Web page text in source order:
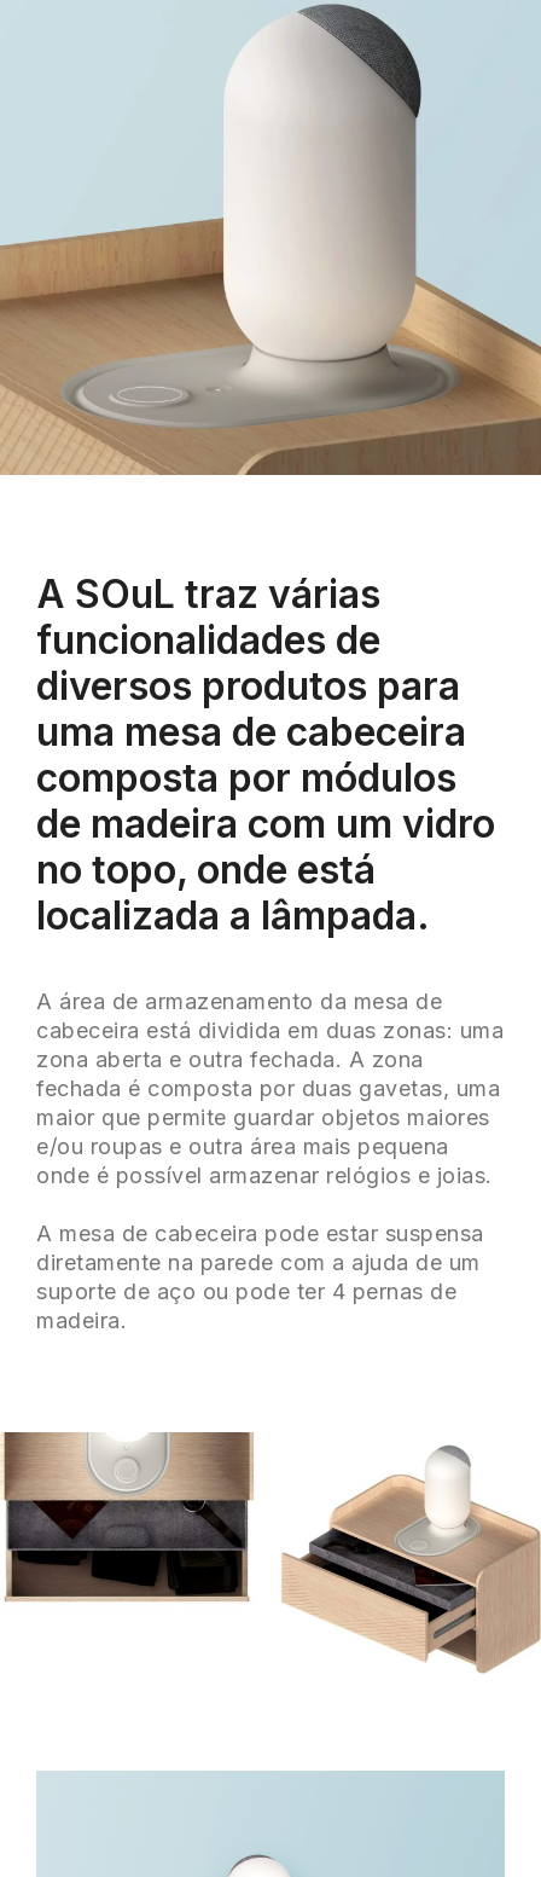
A SOuL traz várias
funcionalidades de
diversos produtos para
uma mesa de cabeceira
composta por módulos
de madeira com um vidro
no topo, onde está
localizada a lâmpada.
A área de armazenamento da mesa de
cabeceira está dividida em duas zonas: uma
zona aberta e outra fechada. A zona
fechada é composta por duas gavetas, uma
maior que permite guardar objetos maiores
e/ou roupas e outra área mais pequena
onde é possível armazenar relógios e joias.
A mesa de cabeceira pode estar suspensa
diretamente na parede com a ajuda de um
suporte de aço ou pode ter 4 pernas de
madeira.